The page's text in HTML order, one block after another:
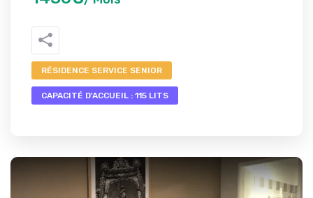
RÉSIDENCE SERVICE SENIOR
CAPACITÉ D'ACCUEIL : 115 LITS